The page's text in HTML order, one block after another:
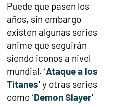
Puede que pasen los
años, sin embargo
existen algunas series
anime que seguirán
siendo iconos a nivel
mundial. ‘Ataque a los
Titanes’ y otras series
como ‘Demon Slayer’